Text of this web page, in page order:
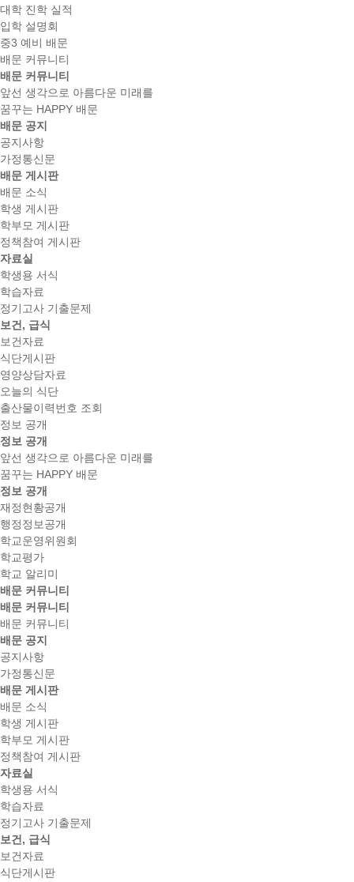
대학 진학 실적
입학 설명회
중3 예비 배문
배문 커뮤니티
배문 커뮤니티
앞선 생각으로 아름다운 미래를
꿈꾸는 HAPPY 배문
배문 공지
공지사항
가정통신문
배문 게시판
배문 소식
학생 게시판
학부모 게시판
정책참여 게시판
자료실
학생용 서식
학습자료
정기고사 기출문제
보건, 급식
보건자료
식단게시판
영양상담자료
오늘의 식단
출산물이력번호 조회
정보 공개
정보 공개
앞선 생각으로 아름다운 미래를
꿈꾸는 HAPPY 배문
정보 공개
재정현황공개
행정정보공개
학교운영위원회
학교평가
학교 알리미
배문 커뮤니티
배문 커뮤니티
배문 커뮤니티
배문 공지
공지사항
가정통신문
배문 게시판
배문 소식
학생 게시판
학부모 게시판
정책참여 게시판
자료실
학생용 서식
학습자료
정기고사 기출문제
보건, 급식
보건자료
식단게시판